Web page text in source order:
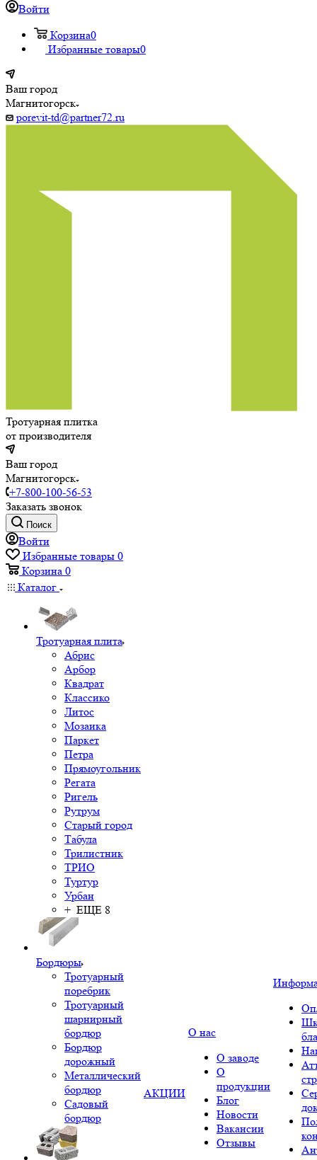
Войти
Корзина0
Избранные товары0
Ваш город
Магнитогорск
porevit-td@partner72.ru
Тротуарная плитка
от производителя
Ваш город
Магнитогорск
+7-800-100-56-53
Заказать звонок
Поиск
Войти
Избранные товары 0
Корзина 0
Каталог
Тротуарная плита
Абрис
Арбор
Квадрат
Классико
Литос
Мозаика
Паркет
Петра
Прямоугольник
Регата
Ригель
Рутрум
Старый город
Табула
Трилистник
ТРИО
Туртур
Урбан
+ ЕЩЕ 8
Бордюры
Тротуарный
поребрик
Тротуарный
шарнирный
бордюр
Бордюр
дорожный
Металлический
бордюр
Садовый
бордюр
АКЦИИ
О нас
О заводе
О
продукции
Блог
Новости
Вакансии
Отзывы